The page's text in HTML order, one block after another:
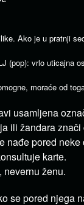
Ako je u pratnji
(pop): vrlo uticajna
moraće od
usamljena
ili žandara
nađe pored
karte.
ženu.
se pored njega